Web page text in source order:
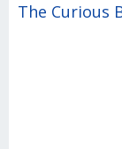
The Curious